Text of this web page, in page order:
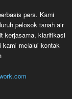
pers. Kami
pelosok tanah air
kerjasama, klarifikasi
kami melalui kontak